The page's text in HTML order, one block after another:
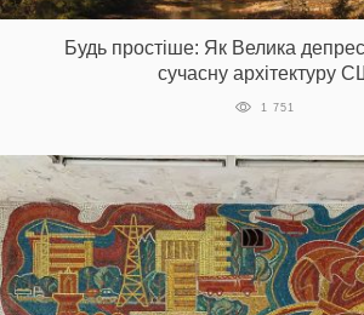
Будь простіше: Як Велика
сучасну архітектуру
1 751